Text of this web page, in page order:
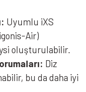
Uyumlu iXS
Air)
oluşturulabilir.
Diz
bu da daha iyi